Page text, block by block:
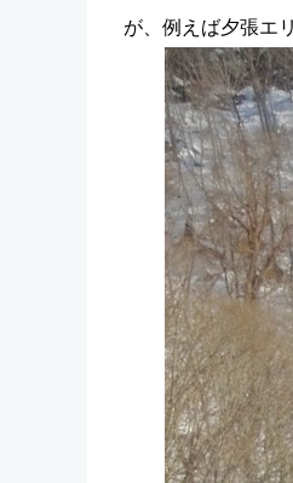
が、例えば夕張エ